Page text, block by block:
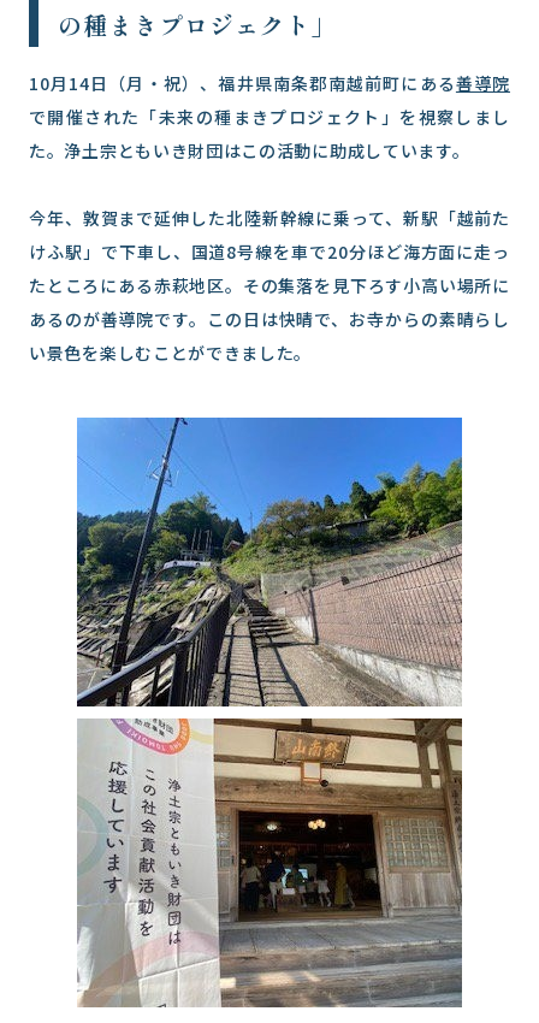
の種まきプロジェクト」
10月14日（月・祝）、福井県南条郡南越前町にある善導院
で開催された「未来の種まきプロジェクト」を視察しまし
た。浄土宗ともいき財団はこの活動に助成しています。
今年、敦賀まで延伸した北陸新幹線に乗って、新駅「越前た
けふ駅」で下車し、国道8号線を車で20分ほど海方面に走っ
たところにある赤萩地区。その集落を見下ろす小高い場所に
あるのが善導院です。この日は快晴で、お寺からの素晴らし
い景色を楽しむことができました。